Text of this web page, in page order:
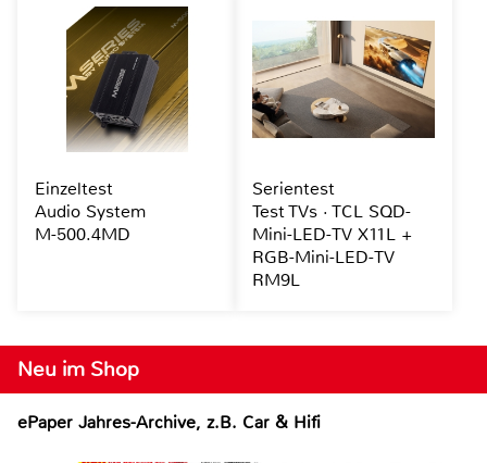
Neu im Shop
ePaper Jahres-Archive, z.B. Car & Hifi
Einzeltest
Audio System
M-500.4MD
Serientest
Test TVs · TCL SQD-
Mini-LED-TV X11L +
RGB-Mini-LED-TV
RM9L